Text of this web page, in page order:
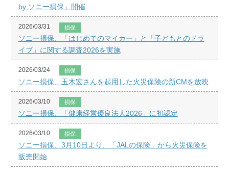
by ソニー損保」開催
2026/03/31 損保
ソニー損保、「はじめてのマイカー」と「子どもとのドラ
イブ」に関する調査2026を実施
2026/03/24 損保
ソニー損保、玉木宏さんを起用した火災保険の新CMを放映
2026/03/10 損保
ソニー損保、「健康経営優良法人2026」に初認定
2026/03/10 損保
ソニー損保、3月10日より、「JALの保険」から火災保険を
販売開始